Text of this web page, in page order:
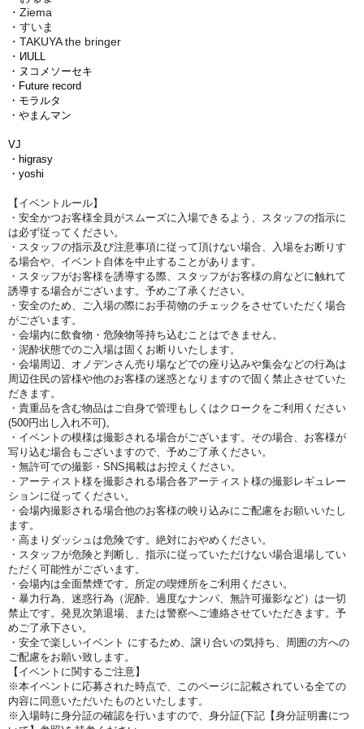
・Ziema
・すいま
・TAKUYA the bringer
・ ИULL
・ヌコメソーセキ
・Future record
・モラルタ
・やまんマン
VJ
・higrasy
・yoshi
【イベントルール】
・安全かつお客様全員がスムーズに入場できるよう、スタッフの指示に
は必ず従ってください。
・スタッフの指示及び注意事項に従って頂けない場合、入場をお断りす
る場合や、イベント自体を中止することがあります。
・スタッフがお客様を誘導する際、スタッフがお客様の肩などに触れて
誘導する場合がございます。予めご了承ください。
・安全のため、ご入場の際にお手荷物のチェックをさせていただく場合
がございます。
・会場内に飲食物・危険物等持ち込むことはできません。
・泥酔状態でのご入場は固くお断りいたします。
・会場周辺、オノデンさん売り場などでの座り込みや集会などの行為は
周辺住民の皆様や他のお客様の迷惑となりますので固く禁止させていた
だきます。
・貴重品を含む物品はご自身で管理もしくはクロークをご利用ください
(500円出し入れ不可)。
・イベントの模様は撮影される場合がございます。その場合、お客様が
写り込む場合もございますので、予めご了承ください。
・無許可での撮影・SNS掲載はお控えください。
・アーティスト様を撮影される場合各アーティスト様の撮影レギュレー
ションに従ってください。
・会場内撮影される場合他のお客様の映り込みにご配慮をお願いいたし
ます。
・高まりダッシュは危険です。絶対におやめください。
・スタッフが危険と判断し、指示に従っていただけない場合退場してい
ただく可能性がございます。
・会場内は全面禁煙です。所定の喫煙所をご利用ください。
・暴力行為、迷惑行為（泥酔、過度なナンパ、無許可撮影など）は一切
禁止です。発見次第退場、または警察へご連絡させていただきます。予
めご了承下さい。
・安全で楽しいイベント にするため、譲り合いの気持ち、周囲の方への
ご配慮をお願い致します。
【イベントに関するご注意】
※本イベントに応募された時点で、このページに記載されている全ての
内容に同意いただいたものといたします。
※入場時に身分証の確認を行いますので、身分証(下記【身分証明書につ